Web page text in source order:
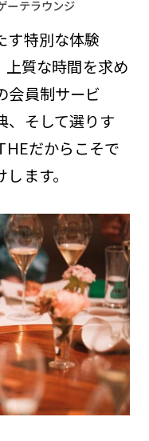
ーテラウンジ
す特別な体験
上質な時間を求め
会員制サービ
、そして選りす
だからこそで
ます。